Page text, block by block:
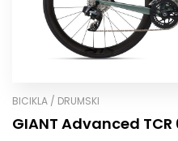
BICIKLA / DRUMSKI
GIANT Advanced